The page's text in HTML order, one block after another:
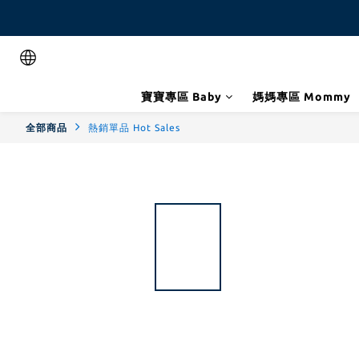
寶寶專區 Baby 媽媽專區 Mommy
全部商品 熱銷單品 Hot Sales